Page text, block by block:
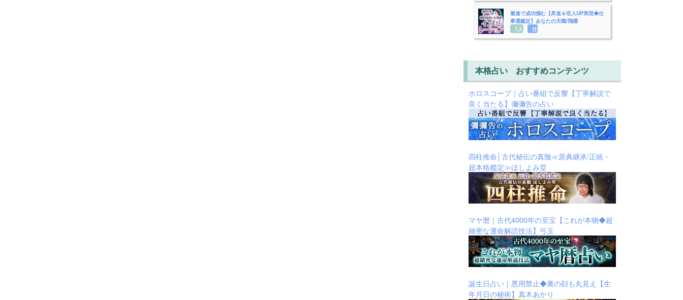
最速で成功掴む【昇進＆収入UP実現◆仕
事運鑑定】あなたの天職/飛躍
1人用
仕事
本格占い おすすめコンテンツ
ホロスコープ｜占い番組で反響【丁寧解説で
良く当たる】彌彌告の占い
四柱推命│古代秘伝の真髄≪原典継承/正統・
超本格鑑定≫ほしよみ堂
マヤ暦｜古代4000年の至宝【これが本物◆超
緻密な運命解読技法】弓玉
誕生日占い｜悪用禁止◆裏の顔も丸見え【生
年月日の秘術】真木あかり